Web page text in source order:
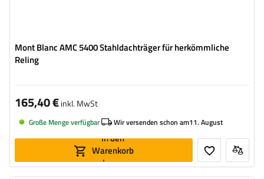
Mont Blanc AMC 5400 Stahldachträger für herkömmliche
Reling
165,40 €inkl. MwSt
Große Menge verfügbar Wir versenden schon am11. August
In den
Warenkorb
legen